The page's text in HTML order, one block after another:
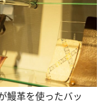
鰻革を使ったバッ